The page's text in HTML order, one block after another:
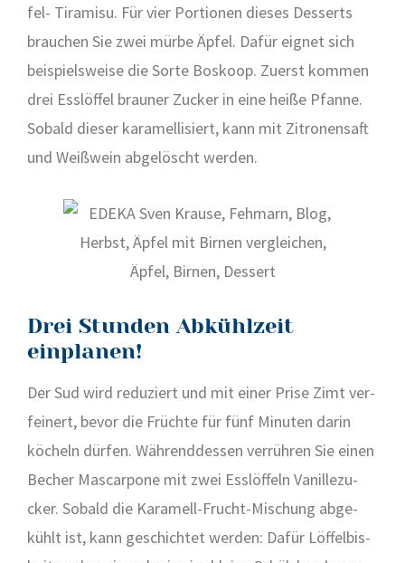
fel- Tira­mi­su. Für vier Por­tio­nen die­ses Des­serts
brau­chen Sie zwei mür­be Äpfel. Dafür eig­net sich
bei­spiels­wei­se die Sor­te Bos­koop. Zuerst kom­men
drei Ess­löf­fel brau­ner Zucker in eine hei­ße Pfan­ne.
Sobald die­ser kara­mel­li­siert, kann mit Zitro­nen­saft
und Weiß­wein abge­löscht wer­den.
Drei Stunden Abkühlzeit
einplanen!
Der Sud wird redu­ziert und mit einer Pri­se Zimt ver­
fei­nert, bevor die Früch­te für fünf Minu­ten dar­in
köcheln dür­fen. Wäh­rend­des­sen ver­rüh­ren Sie einen
Becher Mas­car­po­ne mit zwei Ess­löf­feln Vanil­le­zu­
cker. Sobald die Kara­mell-Frucht-Mischung abge­
kühlt ist, kann geschich­tet wer­den: Dafür Löf­fel­bis­